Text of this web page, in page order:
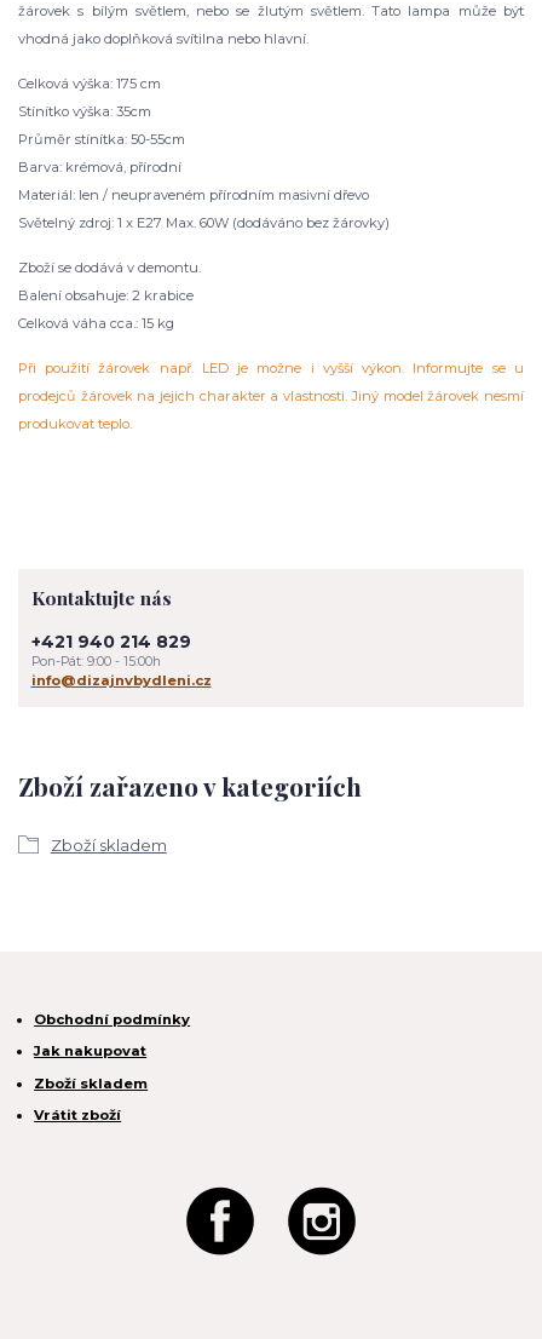
žárovek s bílým světlem, nebo se žlutým světlem. Tato lampa může být
vhodná jako doplňková svítilna nebo hlavní.
Celková výška: 175 cm
Stínítko výška: 35cm
Průměr stínítka: 50-55cm
Barva: krémová, přírodní
Materiál: len / neupraveném přírodním masivní dřevo
Světelný zdroj: 1 x E27 Max. 60W (dodáváno bez žárovky)
Zboží se dodává v demontu.
Balení obsahuje: 2 krabice
Celková váha cca.: 15 kg
Při použití žárovek např. LED je možne i vyšší výkon. Informujte se u
prodejců žárovek na jejich charakter a vlastnosti. Jiný model žárovek nesmí
produkovat teplo.
Zboží zařazeno v kategoriích
Zboží skladem
Kontaktujte nás
+421 940 214 829
Pon-Pát: 9:00 - 15:00h
info@dizajnvbydleni.cz
Obchodní podmínky
Jak nakupovat
Zboží skladem
Vrátit zboží